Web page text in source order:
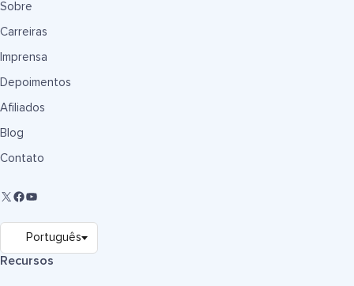
Sobre
Carreiras
Imprensa
Depoimentos
Afiliados
Blog
Contato
Recursos